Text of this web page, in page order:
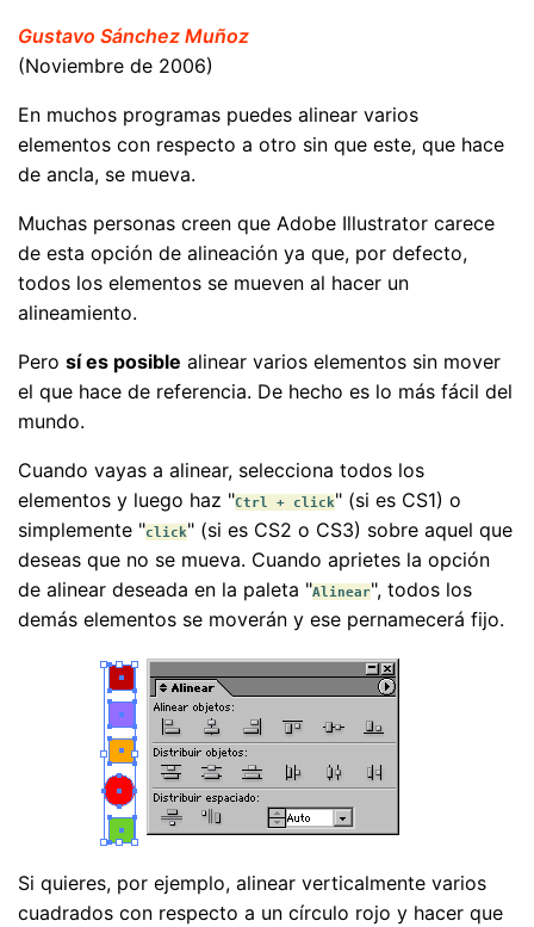
Gustavo Sánchez Muñoz
(Noviembre de 2006)
En muchos programas puedes alinear varios
elementos con respecto a otro sin que este, que hace
de ancla, se mueva.
Muchas personas creen que Adobe Illustrator carece
de esta opción de alineación ya que, por defecto,
todos los elementos se mueven al hacer un
alineamiento.
Pero sí es posible alinear varios elementos sin mover
el que hace de referencia. De hecho es lo más fácil del
mundo.
Cuando vayas a alinear, selecciona todos los
elementos y luego haz "Ctrl + click" (si es CS1) o
simplemente "click" (si es CS2 o CS3) sobre aquel que
deseas que no se mueva. Cuando aprietes la opción
de alinear deseada en la paleta "Alinear", todos los
demás elementos se moverán y ese pernamecerá fijo.
Si quieres, por ejemplo, alinear verticalmente varios
cuadrados con respecto a un círculo rojo y hacer que